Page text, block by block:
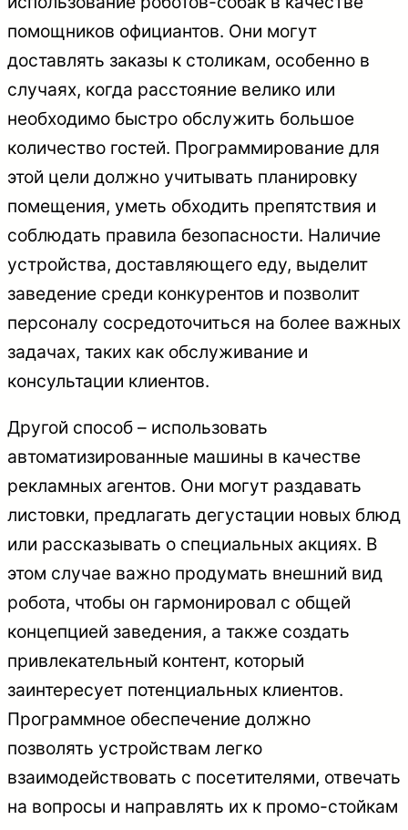
помощников официантов. Они могут
доставлять заказы к столикам, особенно в
случаях, когда расстояние велико или
необходимо быстро обслужить большое
количество гостей. Программирование для
этой цели должно учитывать планировку
помещения, уметь обходить препятствия и
соблюдать правила безопасности. Наличие
устройства, доставляющего еду, выделит
заведение среди конкурентов и позволит
персоналу сосредоточиться на более важных
задачах, таких как обслуживание и
консультации клиентов.
Другой способ – использовать
автоматизированные машины в качестве
рекламных агентов. Они могут раздавать
листовки, предлагать дегустации новых блюд
или рассказывать о специальных акциях. В
этом случае важно продумать внешний вид
робота, чтобы он гармонировал с общей
концепцией заведения, а также создать
привлекательный контент, который
заинтересует потенциальных клиентов.
Программное обеспечение должно
позволять устройствам легко
взаимодействовать с посетителями, отвечать
на вопросы и направлять их к промо-стойкам